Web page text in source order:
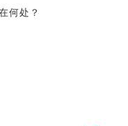
風水禁忌有哪些？有
何处？